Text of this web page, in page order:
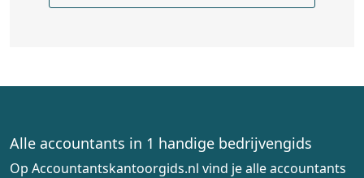
Alle accountants in 1 handige bedrijvengids
Op Accountantskantoorgids.nl vind je alle accountants